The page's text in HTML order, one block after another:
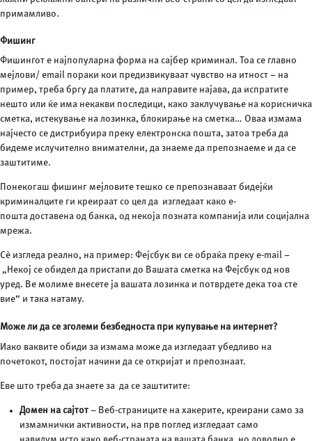
примамливо.
Фишинг
Фишингот е најпопуларна форма на сајбер криминал. Тоа се главно
мејлови/ email пораки кои предизвикуваат чувство на итност – на
пример, треба бргу да платите, да направите најава, да испратите
нешто или ќе има некакви последици, како заклучување на корисничка
сметка, истекување на лозинка, блокирање на сметка… Оваа измама
најчесто се дистрибуира преку електронска пошта, затоа треба да
бидеме ислучително внимателни, да знаеме да препознаеме и да се
заштитиме.
Понекогаш фишинг мејловите тешко се препознаваат бидејќи
криминалците ги креираат со цел да изгледаат како е-
пошта доставена од банка, од некоја позната компанија или социјална
мрежа.
Сè изгледа реално, на пример: Фејсбук ви се обраќа преку e-mail –
„Некој се обидел да пристапи до Вашата сметка на Фејсбук од нов
уред. Ве молиме внесете ја вашата лозинка и потврдете дека тоа сте
вие“ и така натаму.
Може ли да се зголеми безбедноста при купување на интернет?
Иако ваквите обиди за измама може да изгледаат убедливо на
почетокот, постојат начини да се откријат и препознаат.
Еве што треба да знаете за да се заштитите:
Домен на сајтот – Веб-страниците на хакерите, креирани само за
измамнички активности, на прв поглед изгледаат само